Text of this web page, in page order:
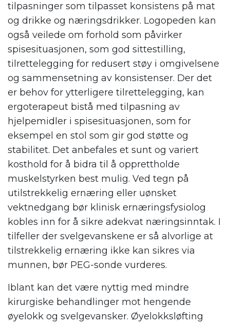
tilpasninger som tilpasset konsistens på mat
og drikke og næringsdrikker. Logopeden kan
også veilede om forhold som påvirker
spisesituasjonen, som god sittestilling,
tilrettelegging for redusert støy i omgivelsene
og sammensetning av konsistenser. Der det
er behov for ytterligere tilrettelegging, kan
ergoterapeut bistå med tilpasning av
hjelpemidler i spisesituasjonen, som for
eksempel en stol som gir god støtte og
stabilitet. Det anbefales et sunt og variert
kosthold for å bidra til å opprettholde
muskelstyrken best mulig. Ved tegn på
utilstrekkelig ernæring eller uønsket
vektnedgang bør klinisk ernæringsfysiolog
kobles inn for å sikre adekvat næringsinntak. I
tilfeller der svelgevanskene er så alvorlige at
tilstrekkelig ernæring ikke kan sikres via
munnen, bør PEG-sonde vurderes.
Iblant kan det være nyttig med mindre
kirurgiske behandlinger mot hengende
øyelokk og svelgevansker. Øyelokksløfting